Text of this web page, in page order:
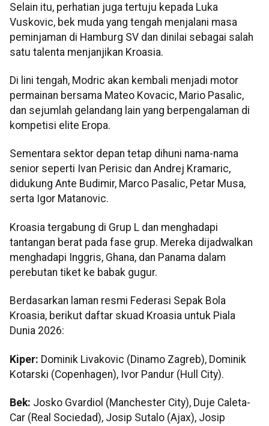
Selain itu, perhatian juga tertuju kepada Luka
Vuskovic, bek muda yang tengah menjalani masa
peminjaman di Hamburg SV dan dinilai sebagai salah
satu talenta menjanjikan Kroasia.
Di lini tengah, Modric akan kembali menjadi motor
permainan bersama Mateo Kovacic, Mario Pasalic,
dan sejumlah gelandang lain yang berpengalaman di
kompetisi elite Eropa.
Sementara sektor depan tetap dihuni nama-nama
senior seperti Ivan Perisic dan Andrej Kramaric,
didukung Ante Budimir, Marco Pasalic, Petar Musa,
serta Igor Matanovic.
Kroasia tergabung di Grup L dan menghadapi
tantangan berat pada fase grup. Mereka dijadwalkan
menghadapi Inggris, Ghana, dan Panama dalam
perebutan tiket ke babak gugur.
Berdasarkan laman resmi Federasi Sepak Bola
Kroasia, berikut daftar skuad Kroasia untuk Piala
Dunia 2026:
Kiper: Dominik Livakovic (Dinamo Zagreb), Dominik
Kotarski (Copenhagen), Ivor Pandur (Hull City).
Bek: Josko Gvardiol (Manchester City), Duje Caleta-
Car (Real Sociedad), Josip Sutalo (Ajax), Josip